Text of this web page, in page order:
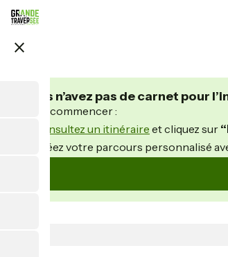
Aller
au
principal
close
Vous n’avez pas de carnet pour
Pour commencer :
Consultez un itinéraire et cliquez sur
Créez votre parcours personnalisé